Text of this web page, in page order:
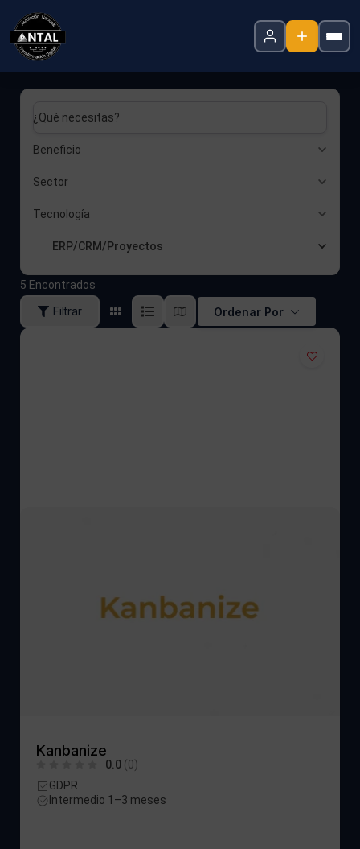
¿Qué necesitas?
Beneficio
Sector
Tecnología
ERP/CRM/Proyectos
5 Encontrados
Filtrar Ordenar Por
Kanbanize
0.0 (0)
GDPR
Intermedio 1–3 meses